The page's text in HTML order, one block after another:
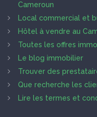
Cameroun
Local commercial et
Hôtel à vendre au
Toutes les offres
Le blog immobilier
Trouver des
Que recherche les
Lire les termes et